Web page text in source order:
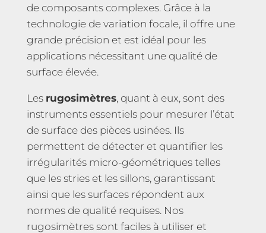
de composants complexes. Grâce à la
technologie de variation focale, il offre une
grande précision et est idéal pour les
applications nécessitant une qualité de
surface élevée.
Les rugosimètres, quant à eux, sont des
instruments essentiels pour mesurer l’état
de surface des pièces usinées. Ils
permettent de détecter et quantifier les
irrégularités micro-géométriques telles
que les stries et les sillons, garantissant
ainsi que les surfaces répondent aux
normes de qualité requises. Nos
rugosimètres sont faciles à utiliser et